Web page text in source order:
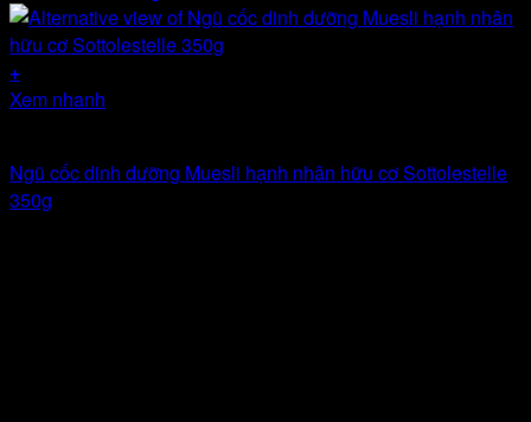
+
Xem nhanh
Ngũ cốc dinh dưỡng Muesli hạnh nhân hữu cơ Sottolestelle
350g